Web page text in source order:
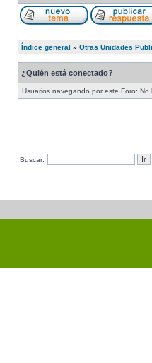
Índice general » Otras Unidades
¿Quién está conectado?
Usuarios navegando por este Foro:
Buscar: